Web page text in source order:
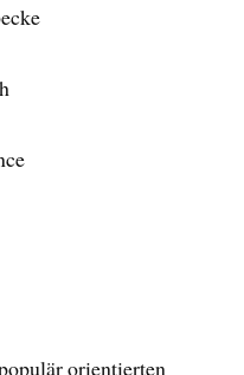
orientierten